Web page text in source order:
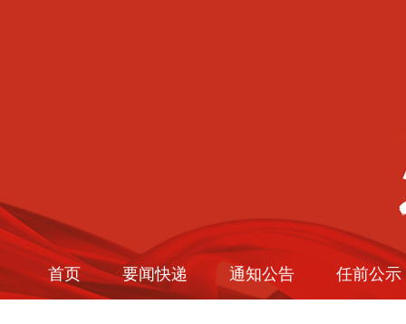
首页 要闻快递 通知公告 任前公示